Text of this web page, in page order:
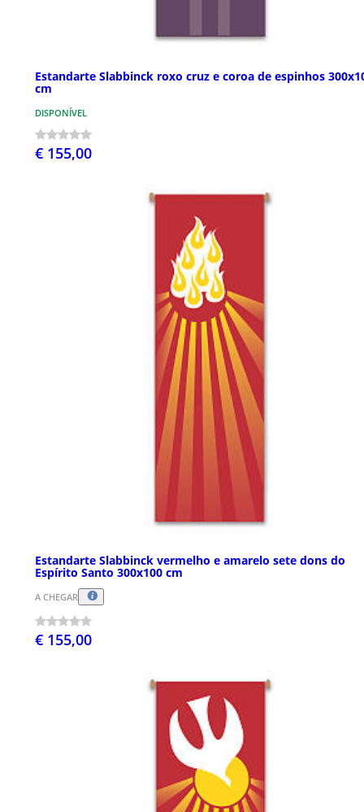
Estandarte Slabbinck roxo cruz e coroa de espinhos
cm
DISPONÍVEL
€ 155,00
Estandarte Slabbinck vermelho e amarelo sete dons do
Espírito Santo 300x100 cm
A CHEGAR
€ 155,00